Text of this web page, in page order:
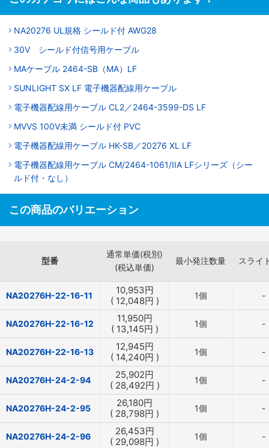
NA20276 UL規格 シールド付 AWG28
30V シールド付信号用ケーブル
MAケーブル 2464-SB（MA）LF
SUNLIGHT SX LF 電子機器配線用ケーブル
電子機器配線用ケーブル CL2／2464-3599-DS LF
MVVS 100V未満 シールド付 PVC
電子機器配線用ケーブル HK-SB／20276 XL LF
電子機器配線用ケーブル CM/2464-1061/IIA LFシリーズ（シー
ルド付・なし）
この商品のバリエーション
型番
通常単価(税別)
(税込単価)
最小発注数量 スライ
NA20276H-22-16-11 10,953円
( 12,048円 ) 1個 -
NA20276H-22-16-12 11,950円
( 13,145円 ) 1個 -
NA20276H-22-16-13 12,945円
( 14,240円 ) 1個 -
NA20276H-24-2-94 25,902円
( 28,492円 ) 1個 -
NA20276H-24-2-95 26,180円
( 28,798円 ) 1個 -
NA20276H-24-2-96 26,453円
( 29,098円 ) 1個 -